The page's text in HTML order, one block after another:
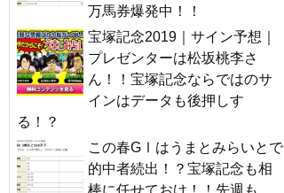
万馬券爆発中！！
宝塚記念2019｜サイン予想｜
プレゼンターは松坂桃李さ
ん！！宝塚記念ならではのサ
インはデータも後押しす
る！？
この春GⅠはうまとみらいとで
的中者続出！？宝塚記念も相
棒に任せておけ！！先週も